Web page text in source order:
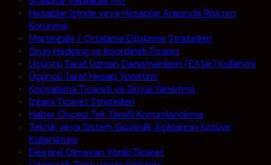
Hesaplar İçinde veya Hesaplar Arasında Riskten
Korunma
Martingale / Ortalama Düşürme Stratejileri
Grup Hedging ve Koordineli Ticaret
Üçüncü Taraf Uzman Danışmanların (EA'lar) Kullanımı
Üçüncü Taraf Hesap Yönetimi
Kopyalama Ticareti ve Sinyal Yansıtma
Izgara Ticaret Stratejileri
Haber Öncesi Tek Taraflı Konumlandırma
Teknik veya Sistem Güvenlik Açıklarının Kötüye
Kullanılması
Eleştirel Olmayan Yönlü Ticaret